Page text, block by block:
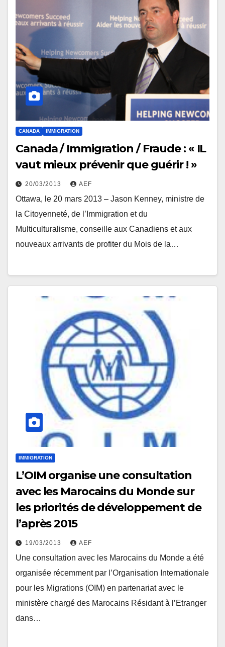
CANADA IMMIGRATION
Canada / Immigration / Fraude : « IL
vaut mieux prévenir que guérir ! »
20/03/2013 AEF
Ottawa, le 20 mars 2013 – Jason Kenney, ministre de
la Citoyenneté, de l’Immigration et du
Multiculturalisme, conseille aux Canadiens et aux
nouveaux arrivants de profiter du Mois de la…
IMMIGRATION
L’OIM organise une consultation
avec les Marocains du Monde sur
les priorités de développement de
l’après 2015
19/03/2013 AEF
Une consultation avec les Marocains du Monde a été
organisée récemment par l’Organisation Internationale
pour les Migrations (OIM) en partenariat avec le
ministère chargé des Marocains Résidant à l’Etranger
dans…